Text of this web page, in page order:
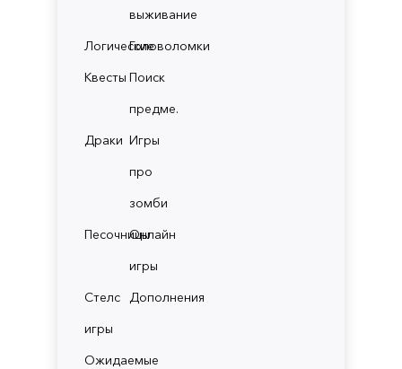
выживание
ЛогическиеГоловоломки
Квесты Поиск
предме.
Драки Игры
про
зомби
ПесочницыОнлайн
игры
Стелс
игры
Дополнения
Ожидаемые